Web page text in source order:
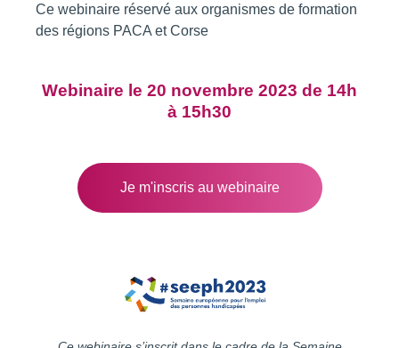
Ce webinaire réservé aux organismes de formation
des régions PACA et Corse
Webinaire le 20 novembre 2023 de 14h
à 15h30
Je m'inscris au webinaire